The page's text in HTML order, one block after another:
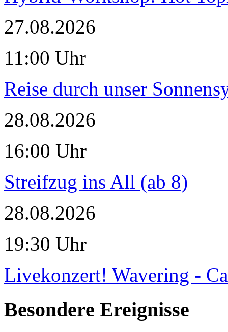
27.08.2026
11:00 Uhr
Reise durch unser
28.08.2026
16:00 Uhr
Streifzug ins All (ab 8)
28.08.2026
19:30 Uhr
Livekonzert! Wavering -
Besondere Ereignisse